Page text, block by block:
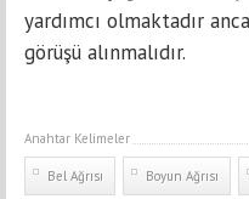
yardımcı olmaktadır
görüşü alınmalıdır.
Anahtar Kelimeler
Bel Ağrısı Boyun Ağrısı